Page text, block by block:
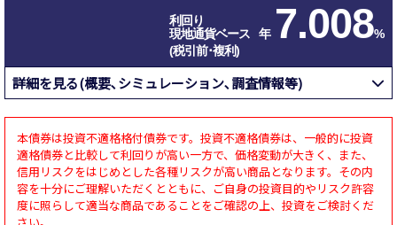
�
利回り
現地通貨ベース
年 7.008%
(税引前･複利)
詳細を見る(概要､シミュレーション､調査情報等)
本債券は投資不適格格付債券です。投資不適格債券は、一般的に投資
適格債券と比較して利回りが高い一方で、価格変動が大きく、また、
信用リスクをはじめとした各種リスクが高い商品となります。その内
容を十分にご理解いただくとともに、ご自身の投資目的やリスク許容
度に照らして適当な商品であることをご確認の上、投資をご検討くだ